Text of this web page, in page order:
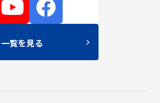
覧を見る